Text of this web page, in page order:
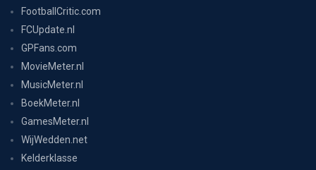
FootballCritic.com
FCUpdate.nl
GPFans.com
MovieMeter.nl
MusicMeter.nl
BoekMeter.nl
GamesMeter.nl
WijWedden.net
Kelderklasse